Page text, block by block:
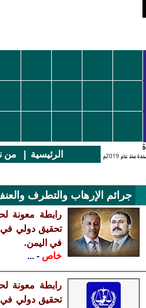
الرئيسية من
جرائم الإرهاب والتطرف
رابطة معونة
تحقيق دولي في
في اليمن.
خاص - ...
رابطة معونة
تحقيق دولي في